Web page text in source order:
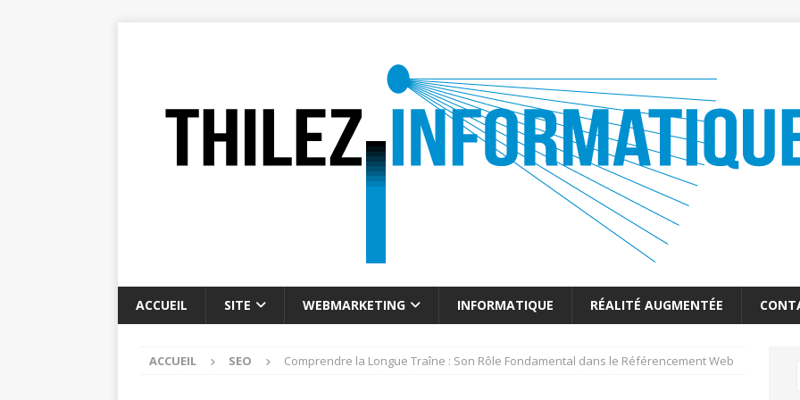
ACCUEIL SITE WEBMARKETING INFORMATIQUE RÉALITÉ AUGMENTÉE
ACCUEIL SEO Comprendre la Longue Traîne : Son Rôle Fondamental dans le Référencement Web